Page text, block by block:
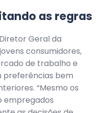
as regras
Geral da
consumidores,
de trabalho e
preferências bem
“Mesmo os
empregados